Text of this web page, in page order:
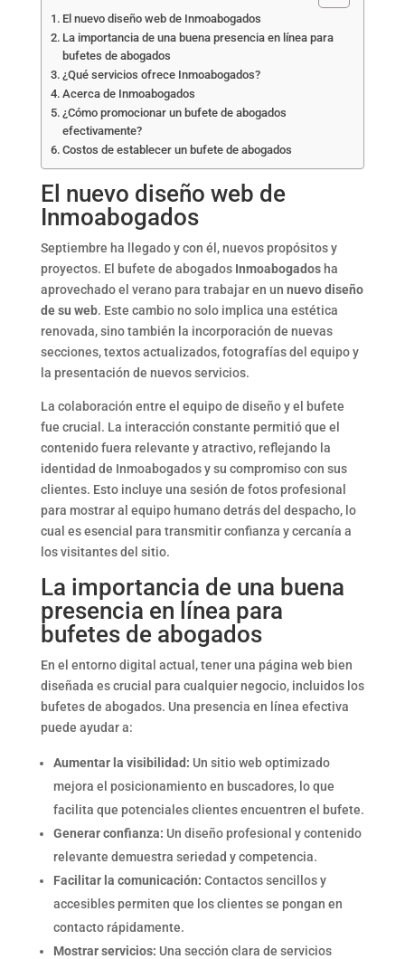
El nuevo diseño web de Inmoabogados
La importancia de una buena presencia en línea para
bufetes de abogados
¿Qué servicios ofrece Inmoabogados?
Acerca de Inmoabogados
¿Cómo promocionar un bufete de abogados
efectivamente?
Costos de establecer un bufete de abogados
El nuevo diseño web de
Inmoabogados
Septiembre ha llegado y con él, nuevos propósitos y
proyectos. El bufete de abogados Inmoabogadosha
aprovechado el verano para trabajar en un nuevo diseño
de su web. Este cambio no solo implica una estética
renovada, sino también la incorporación de nuevas
secciones, textos actualizados, fotografías del equipo y
la presentación de nuevos servicios.
La colaboración entre el equipo de diseño y el bufete
fue crucial. La interacción constante permitió que el
contenido fuera relevante y atractivo, reflejando la
identidad de Inmoabogados y su compromiso con sus
clientes. Esto incluye una sesión de fotos profesional
para mostrar al equipo humano detrás del despacho, lo
cual es esencial para transmitir confianza y cercanía a
los visitantes del sitio.
La importancia de una buena
presencia en línea para
bufetes de abogados
En el entorno digital actual, tener una página web bien
diseñada es crucial para cualquier negocio, incluidos los
bufetes de abogados. Una presencia en línea efectiva
puede ayudar a:
Aumentar la visibilidad: Un sitio web optimizado
mejora el posicionamiento en buscadores, lo que
facilita que potenciales clientes encuentren el bufete.
Generar confianza: Un diseño profesional y contenido
relevante demuestra seriedad y competencia.
Facilitar la comunicación: Contactos sencillos y
accesibles permiten que los clientes se pongan en
contacto rápidamente.
Mostrar servicios: Una sección clara de servicios